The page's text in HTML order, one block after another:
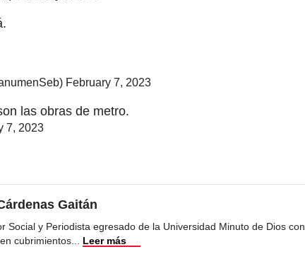
February 7, 2023
las obras de metro.
7, 2023
Gaitán
Social y Periodista egresado de la Universidad Minuto de Dios con
cubrimientos
Leer más